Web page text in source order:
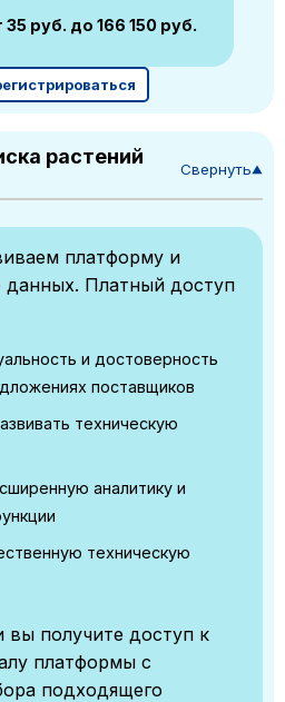
35 руб. до 166 150 руб.
растений
Свернуть▼
платформу и
данных. Платный доступ
и достоверность
поставщиков
техническую
аналитику и
техническую
вы получите доступ к
платформы с
подходящего